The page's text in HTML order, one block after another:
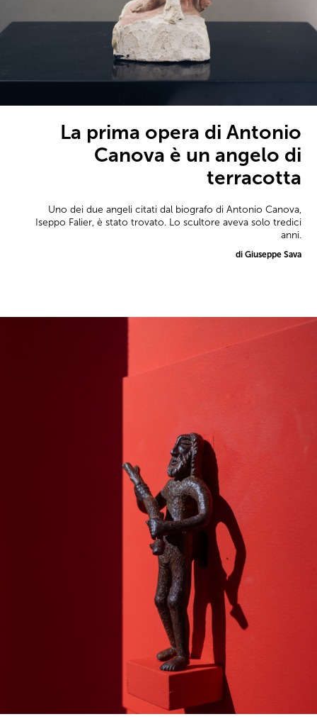
La prima opera di Antonio
Canova è un angelo di
terracotta
Uno dei due angeli citati dal biografo di Antonio Canova,
Iseppo Falier, è stato trovato. Lo scultore aveva solo tredici
anni.
di Giuseppe Sava